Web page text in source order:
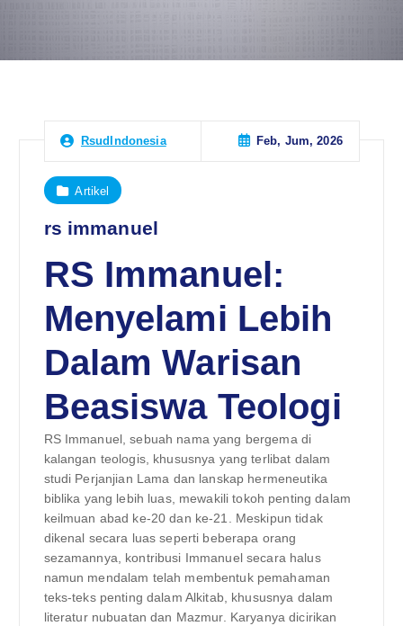
RsudIndonesia Feb, Jum, 2026
Artikel
rs immanuel
RS Immanuel:
Menyelami Lebih
Dalam Warisan
Beasiswa Teologi
RS Immanuel, sebuah nama yang bergema di
kalangan teologis, khususnya yang terlibat dalam
studi Perjanjian Lama dan lanskap hermeneutika
biblika yang lebih luas, mewakili tokoh penting dalam
keilmuan abad ke-20 dan ke-21. Meskipun tidak
dikenal secara luas seperti beberapa orang
sezamannya, kontribusi Immanuel secara halus
namun mendalam telah membentuk pemahaman
teks-teks penting dalam Alkitab, khususnya dalam
literatur nubuatan dan Mazmur. Karyanya dicirikan